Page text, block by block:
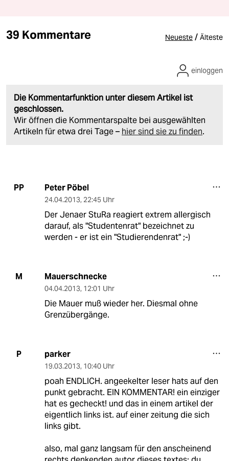
39 Kommentare Neueste / Älteste
Die Kommentarfunktion unter diesem Artikel ist
geschlossen.
Wir öffnen die Kommentarspalte bei ausgewählten
Artikeln für etwa drei Tage – hier sind sie zu finden.
einloggen
PP Peter Pöbel
24.04.2013, 22:45 Uhr
Der Jenaer StuRa reagiert extrem allergisch
darauf, als "Studentenrat" bezeichnet zu
werden - er ist ein "Studierendenrat" ;-)
M Mauerschnecke
04.04.2013, 12:01 Uhr
Die Mauer muß wieder her. Diesmal ohne
Grenzübergänge.
P parker
19.03.2013, 10:40 Uhr
poah ENDLICH. angeekelter leser hats auf den
punkt gebracht. EIN KOMMENTAR! ein einziger
hat es gecheckt! und das in einem artikel der
eigentlich links ist. auf einer zeitung die sich
links gibt.
also, mal ganz langsam für den anscheinend